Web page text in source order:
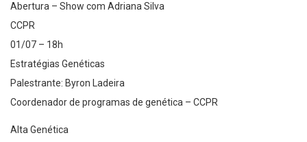
Abertura – Show com Adriana Silva
CCPR
01/07 – 18h
Estratégias Genéticas
Palestrante: Byron Ladeira
Coordenador de programas de genética – CCPR
Alta Genética